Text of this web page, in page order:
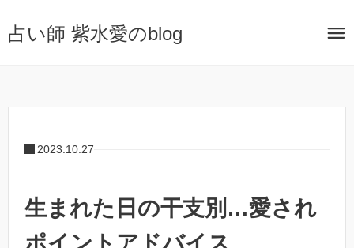
占い師 紫水愛のblog
2023.10.27
生まれた日の干支別…愛され
ポイントアドバイス